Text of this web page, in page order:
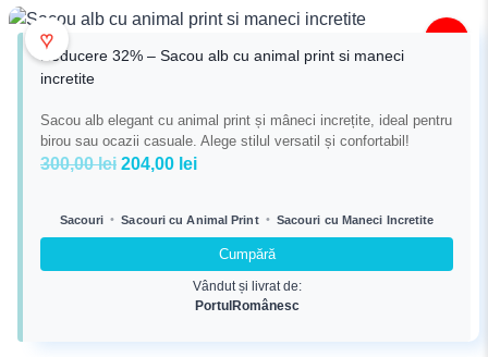
♥
Reducere 32% – Sacou alb cu animal print si maneci
incretite
Sacou alb elegant cu animal print și mâneci increțite, ideal pentru
birou sau ocazii casuale. Alege stilul versatil și confortabil!
300,00lei Prețul
a
fost:
300,00 lei.
204,00 leiPrețul
este:
204,00 lei.
Sacouri • Sacouri cu Animal Print • Sacouri cu Maneci Incretite
Cumpără
Vândut și livrat de:
PortulRomânesc